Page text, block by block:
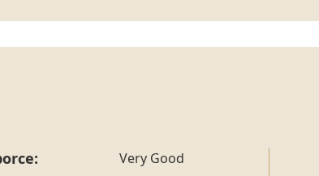
Very Good